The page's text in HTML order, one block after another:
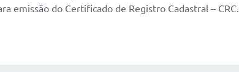
emissão do Certificado de Registro Cadastral – CRC.